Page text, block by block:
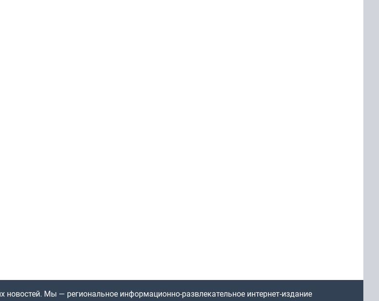
Мы — региональное информационно-развлекательное интернет-издание